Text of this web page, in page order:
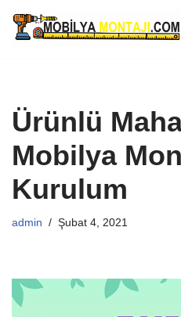
İçeriğe
Ürünlü
Mobilya
Kurulum
admin Şubat 4, 2021